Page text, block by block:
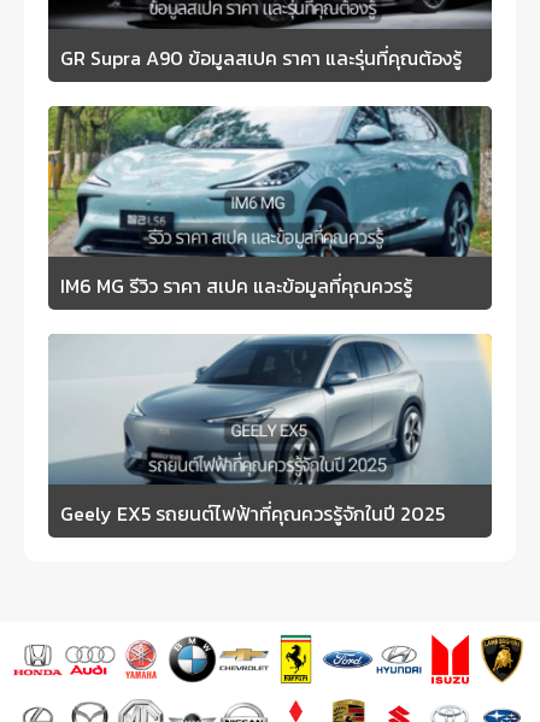
GR Supra A90 ข้อมูลสเปค ราคา และรุ่นที่คุณต้องรู้
IM6 MG รีวิว ราคา สเปค และข้อมูลที่คุณควรรู้
Geely EX5 รถยนต์ไฟฟ้าที่คุณควรรู้จักในปี 2025